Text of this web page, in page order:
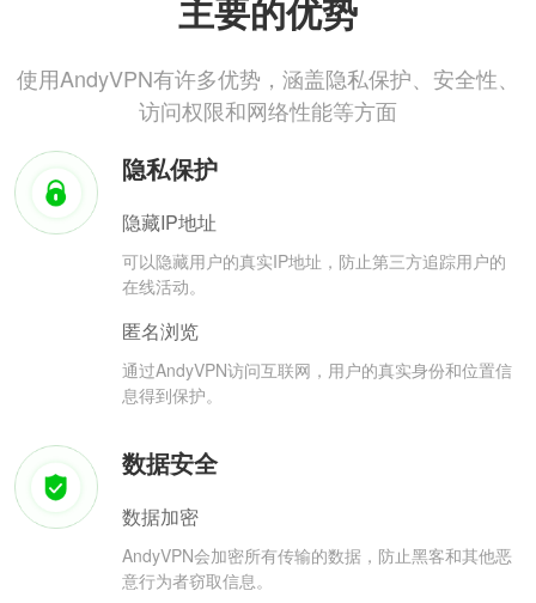
主要的优势
使用AndyVPN有许多优势，涵盖隐私保护、安全性、
访问权限和网络性能等方面
隐私保护
隐藏IP地址
可以隐藏用户的真实IP地址，防止第三方追踪用户的
在线活动。
匿名浏览
通过AndyVPN访问互联网，用户的真实身份和位置信
息得到保护。
数据安全
数据加密
AndyVPN会加密所有传输的数据，防止黑客和其他恶
意行为者窃取信息。